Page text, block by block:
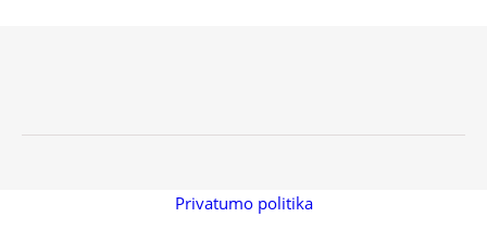
Privatumo politika